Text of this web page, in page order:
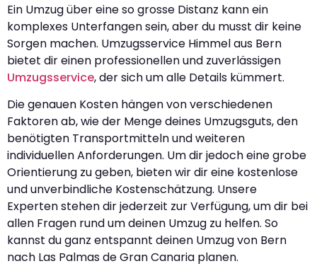
Ein Umzug über eine so grosse Distanz kann ein
komplexes Unterfangen sein, aber du musst dir keine
Sorgen machen. Umzugsservice Himmel aus Bern
bietet dir einen professionellen und zuverlässigen
Umzugsservice, der sich um alle Details kümmert.
Die genauen Kosten hängen von verschiedenen
Faktoren ab, wie der Menge deines Umzugsguts, den
benötigten Transportmitteln und weiteren
individuellen Anforderungen. Um dir jedoch eine grobe
Orientierung zu geben, bieten wir dir eine kostenlose
und unverbindliche Kostenschätzung. Unsere
Experten stehen dir jederzeit zur Verfügung, um dir bei
allen Fragen rund um deinen Umzug zu helfen. So
kannst du ganz entspannt deinen Umzug von Bern
nach Las Palmas de Gran Canaria planen.